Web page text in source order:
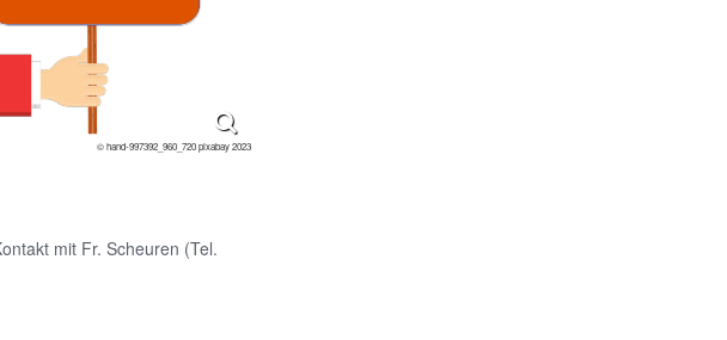
© hand-997392_960_720 pixabay 2023
mit Fr. Scheuren (Tel.